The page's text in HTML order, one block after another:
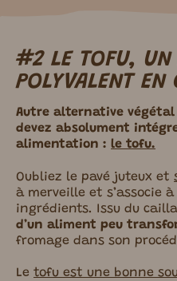
#2 LE TOFU, UN
POLYVALENT EN
Autre alternative végétal
devez absolument
alimentation : le tofu.
Oubliez le pavé juteux et
à merveille et s’associe
ingrédients. Issu du
d’un aliment peu
fromage dans son
Le tofu est une bonne